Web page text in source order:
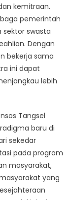
kemitraan.
pemerintah
sektor swasta
Dengan
bekerja sama
ini dapat
lebih
Tangsel
baru di
sekedar
pada program
masyarakat,
yang